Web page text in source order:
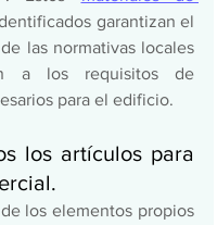
garantizan el
las normativas locales
a los requisitos de
para el edificio.
los artículos para
los elementos propios